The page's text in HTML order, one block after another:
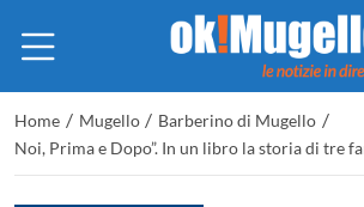
Home / Mugello / Barberino di Mugello /
Noi, Prima e Dopo”. In un libro la storia di tre